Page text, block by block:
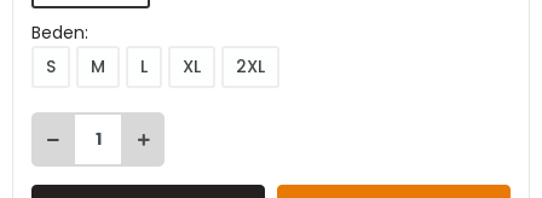
Beden:
S
M L XL 2XL